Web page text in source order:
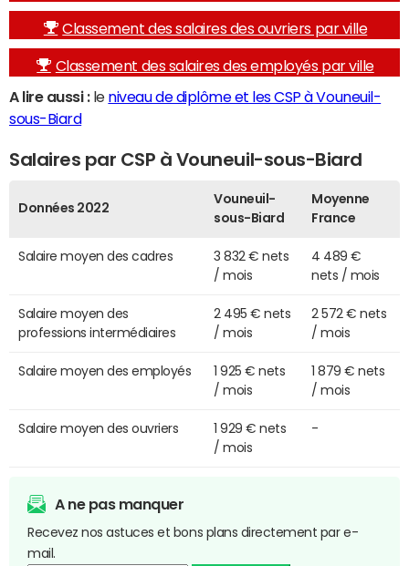
Classement des salaires des ouvriers par ville
Classement des salaires des employés par ville
A lire aussi :le niveau de diplôme et les CSP à Vouneuil-
sous-Biard
Salaires par CSP à Vouneuil-sous-Biard
Données 2022
Vouneuil-
sous-Biard
Moyenne
France
Salaire moyen des cadres
3 832 € nets
/ mois
4 489 €
nets / mois
Salaire moyen des
professions intermédiaires
2 495 € nets
/ mois
2 572 € nets
/ mois
Salaire moyen des employés
1 925 € nets
/ mois
1 879 € nets
/ mois
Salaire moyen des ouvriers
1 929 € nets
/ mois
-
A ne pas manquer
Recevez nos astuces et bons plans directement par e-
mail.